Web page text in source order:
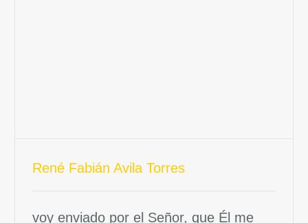
René Fabián Avila Torres
voy enviado por el Señor, que Él me